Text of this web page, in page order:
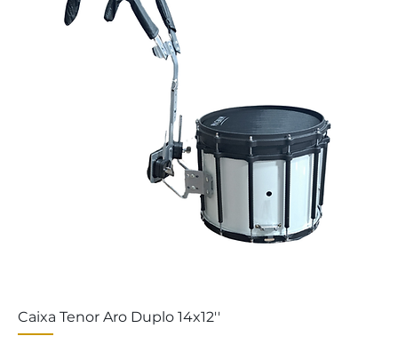
Caixa Tenor Aro Duplo 14x12''